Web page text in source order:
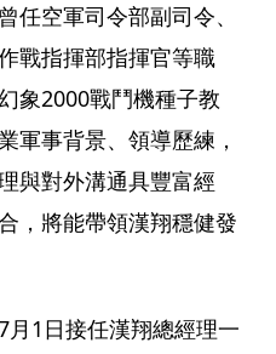
任空軍司令部副司令、
戰指揮部指揮官等職
象2000戰鬥機種子教
軍事背景、領導歷練，
與對外溝通具豐富經
，將能帶領漢翔穩健發
1日接任漢翔總經理一